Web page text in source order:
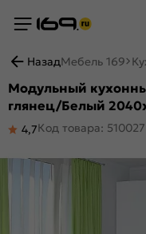
НазадМебель 169
Модульный
глянец/Белый
4,7Код товара: 510027